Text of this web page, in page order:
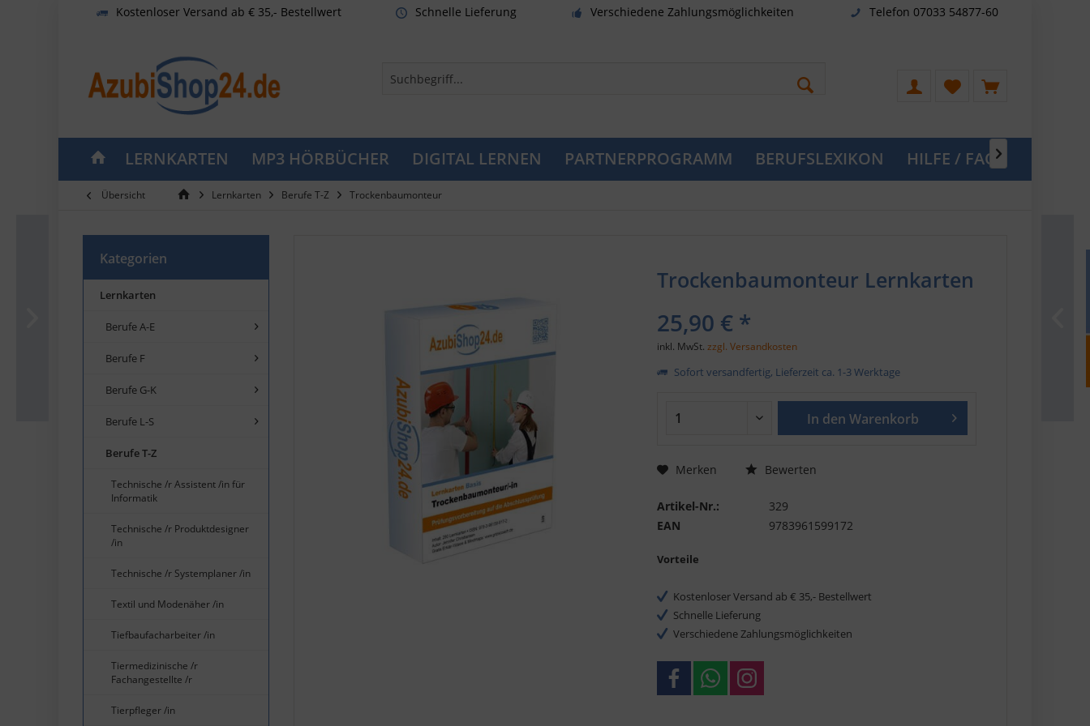
Kostenloser Versand ab € 35,- Bestellwert Schnelle Lieferung Verschiedene Zahlungsmöglichkeiten Telefon 07033 54877-60
LERNKARTEN MP3 HÖRBÜCHER DIGITAL LERNEN PARTNERPROGRAMM BERUFSLEXIKON HILFE / FAQ
Übersicht Lernkarten Berufe T-Z Trockenbaumonteur
Kategorien
Lernkarten
Berufe A-E
Berufe F
Berufe G-K
Berufe L-S
Berufe T-Z
Technische /r Assistent /in für
Informatik
Technische /r Produktdesigner
/in
Technische /r Systemplaner /in
Textil und Modenäher /in
Tiefbaufacharbeiter /in
Tiermedizinische /r
Fachangestellte /r
Tierpfleger /in
Trockenbaumonteur Lernkarten
25,90 € *
inkl. MwSt.zzgl. Versandkosten
Sofort versandfertig, Lieferzeit ca. 1-3 Werktage
In den Warenkorb
Merken Bewerten
Artikel-Nr.:
329
EAN
9783961599172
Vorteile
Kostenloser Versand ab € 35,- Bestellwert
Schnelle Lieferung
Verschiedene Zahlungsmöglichkeiten